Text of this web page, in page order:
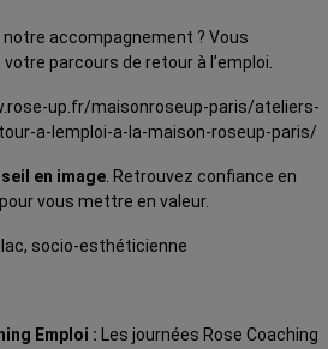
accompagnement ? Vous
parcours de retour à l’emploi.
up.fr/maisonroseup-paris/ateliers-
a-lemploi-a-la-maison-roseup-paris/
en image. Retrouvez confiance en
vous mettre en valeur.
socio-esthéticienne
Emploi : Les journées Rose Coaching